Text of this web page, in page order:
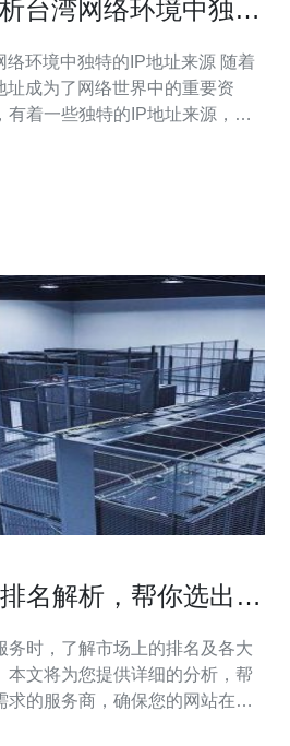
台湾网络环境中独特
境中独特的IP地址来源 随着
成为了网络世界中的重要资
有着一些独特的IP地址来源，本
和广泛的网络覆盖。在台湾，
名解析，帮你选出最
务时，了解市场上的排名及各大
本文将为您提供详细的分析，帮
求的服务商，确保您的网站在稳